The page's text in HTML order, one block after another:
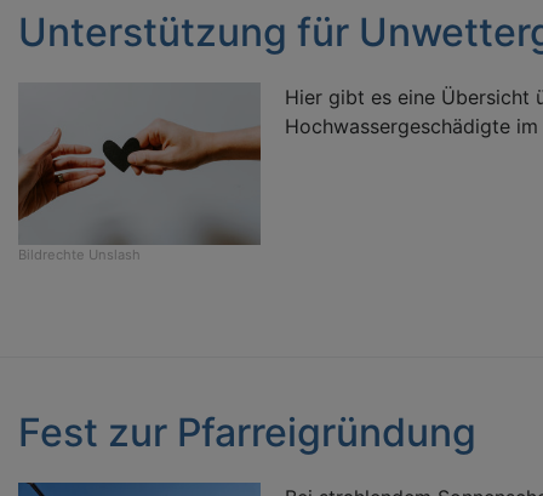
Unterstützung für
Bildrechte Unslash
Hier gibt es eine Übersicht
Hochwassergeschädigte
Fest zur Pfarreigründung